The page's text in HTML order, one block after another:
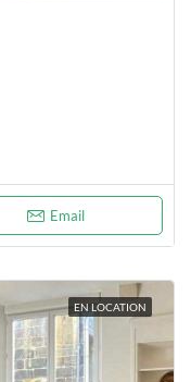
Email
EN LOCATION